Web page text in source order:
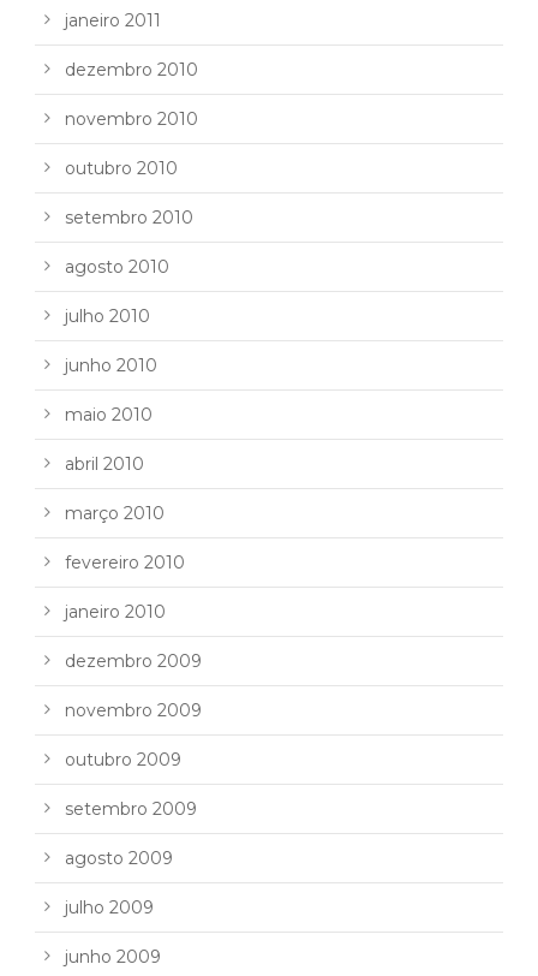
janeiro 2011
dezembro 2010
novembro 2010
outubro 2010
setembro 2010
agosto 2010
julho 2010
junho 2010
maio 2010
abril 2010
março 2010
fevereiro 2010
janeiro 2010
dezembro 2009
novembro 2009
outubro 2009
setembro 2009
agosto 2009
julho 2009
junho 2009